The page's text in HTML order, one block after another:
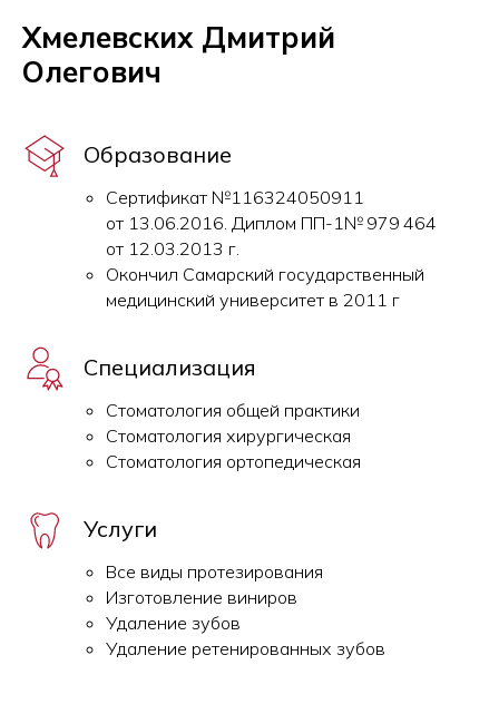
Хмелевских Дмитрий
Олегович
Образование
Сертификат №116324050911
от 13.06.2016. Диплом ПП-1№ 979 464
от 12.03.2013 г.
Окончил Самарский государственный
медицинский университет в 2011 г
Специализация
Стоматология общей практики
Стоматология хирургическая
Стоматология ортопедическая
Услуги
Все виды протезирования
Изготовление виниров
Удаление зубов
Удаление ретенированных зубов